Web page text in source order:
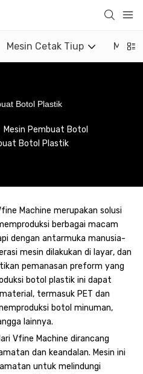
Mesin Cetak Tiup Mesin
Botol Plastik
Mesin Pembuat Botol
Botol Plastik
Machine merupakan solusi
berbagai macam
dengan antarmuka manusia-
mesin dilakukan di layar, dan
pemanasan preform yang
botol plastik ini dapat
termasuk PET dan
botol minuman,
lainnya.
Vfine Machine dirancang
dan keandalan. Mesin ini
untuk melindungi